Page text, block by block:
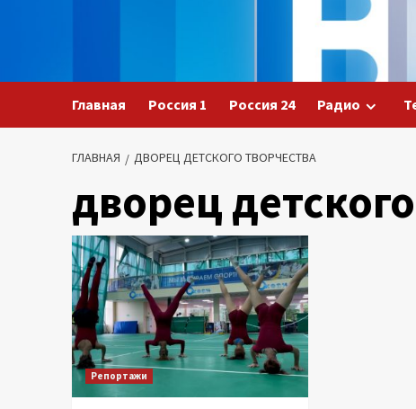
Главная Россия 1 Россия 24 Радио
ГЛАВНАЯ ДВОРЕЦ ДЕТСКОГО ТВОРЧЕСТВА
дворец
Репортажи